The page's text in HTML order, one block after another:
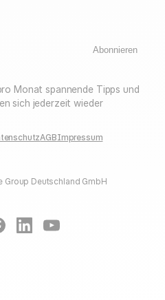
Abonnieren
Monat spannende Tipps und
sich jederzeit wieder
AGBImpressum
Deutschland GmbH